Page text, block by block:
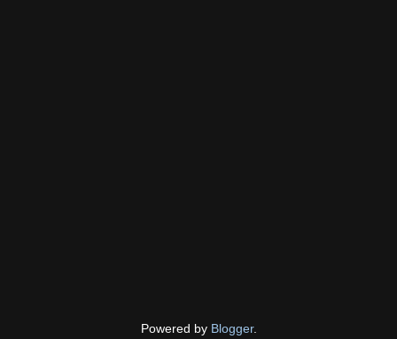
Powered by Blogger.